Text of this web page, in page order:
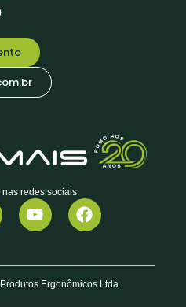
redes sociais:
Ergonômicos Ltda.